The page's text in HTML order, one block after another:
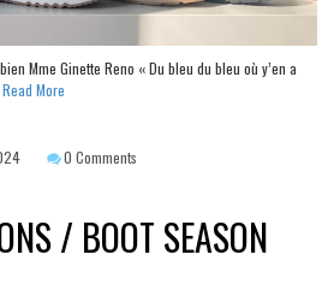
Mme Ginette Reno « Du bleu du bleu où y’en a
Read More
0 Comments
/ BOOT SEASON